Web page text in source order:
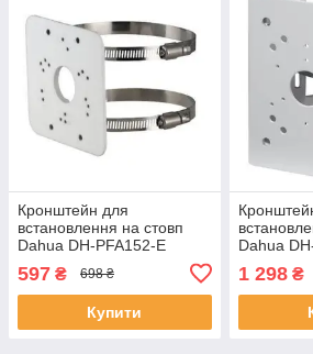
Кронштейн для
встановлення на стовп
Dahua DH-PFA152-E
597 ₴ 698 ₴
Купити
Dahua
1 298₴